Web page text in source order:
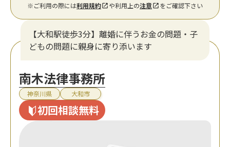
※ご利用の際には利用規約 や利用上の注意 をご確認下さい
【大和駅徒歩3分】離婚に伴うお金の問題・子
どもの問題に親身に寄り添います
南木法律事務所
神奈川県 大和市
初回相談無料